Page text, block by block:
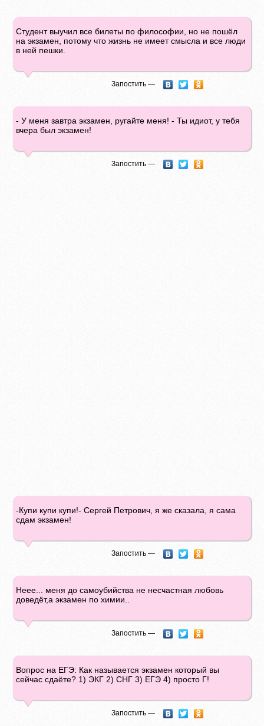
Студент выучил все билеты по философии, но не пошёл
на экзамен, потому что жизнь не имеет смысла и все люди
в ней пешки.
Запостить —
- У меня завтра экзамен, ругайте меня! - Ты идиот, у тебя
вчера был экзамен!
Запостить —
-Купи купи купи!- Сергей Петрович, я же сказала, я сама
сдам экзамен!
Запостить —
Неее... меня до самоубийства не несчастная любовь
доведёт,а экзамен по химии..
Запостить —
Вопрос на ЕГЭ: Как называется экзамен который вы
сейчас сдаёте? 1) ЭКГ 2) СНГ 3) ЕГЭ 4) просто Г!
Запостить —